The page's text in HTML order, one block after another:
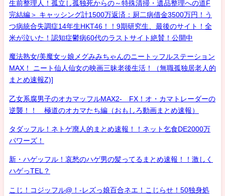
生前整理人！孤立し孤独死からの～特殊清掃・遺品整理への道F
完結編＞ キャッシング計1500万返済：厨二病借金3500万円！う
つ病統合失調症14年生HKT46！！9期研究生、最後のサイト！全
米が泣いた！認知症鬱病60代のラストサイト絶賛！公開中
魔法熟女/美魔女ッ娘メグみみちゃんのニートッフルステーション
MAX！ ニート仙人仙女の映画三昧老後生活！（無職孤独居老人的
まとめ速報Z)]
乙女系腐男子のオカマッフルMAX2- FX！オ・カマトレーダーの
逆襲！！ 極道のオカマたち編（おもしろ動画まとめ速報）
タダッフル！ネトゲ廃人的まとめ速報！！ネット乞食DE2000万
パワーズ！
新・ハゲッフル！哀愁のハゲ男の髪ってるまとめ速報！！激しく
ハゲっTEL？
こじ！コジッフル@！-レズっ娘百合ネエ！こじらせ！50独身処